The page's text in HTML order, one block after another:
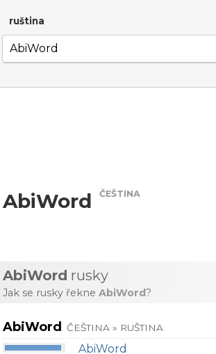
ruština
AbiWord ČEŠTINA
AbiWord rusky
Jak se rusky řekne AbiWord?
AbiWord ČEŠTINA » RUŠTINA
AbiWord